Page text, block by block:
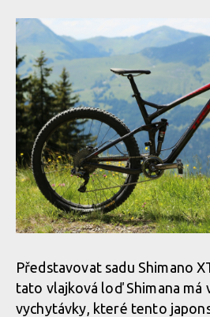
Představovat sadu Shimano
tato vlajková loď Shimana má
vychytávky, které tento